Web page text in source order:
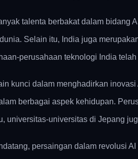
talenta berbakat dalam
Selain itu, India juga
perusahaan teknologi India
kunci dalam menghadirkan
berbagai aspek kehidupan.
universitas-universitas di Jepang
persaingan dalam revolusi